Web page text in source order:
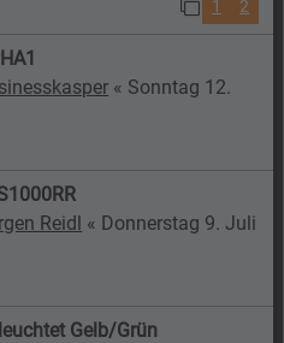
1 2
« Sonntag 12.
Reidl « Donnerstag 9. Juli
Gelb/Grün